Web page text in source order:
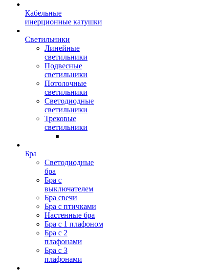
Кабельные
инерционные катушки
Светильники
Линейные
светильники
Подвесные
светильники
Потолочные
светильники
Светодиодные
светильники
Трековые
светильники
Бра
Светодиодные
бра
Бра с
выключателем
Бра свечи
Бра с птичками
Настенные бра
Бра с 1 плафоном
Бра с 2
плафонами
Бра с 3
плафонами